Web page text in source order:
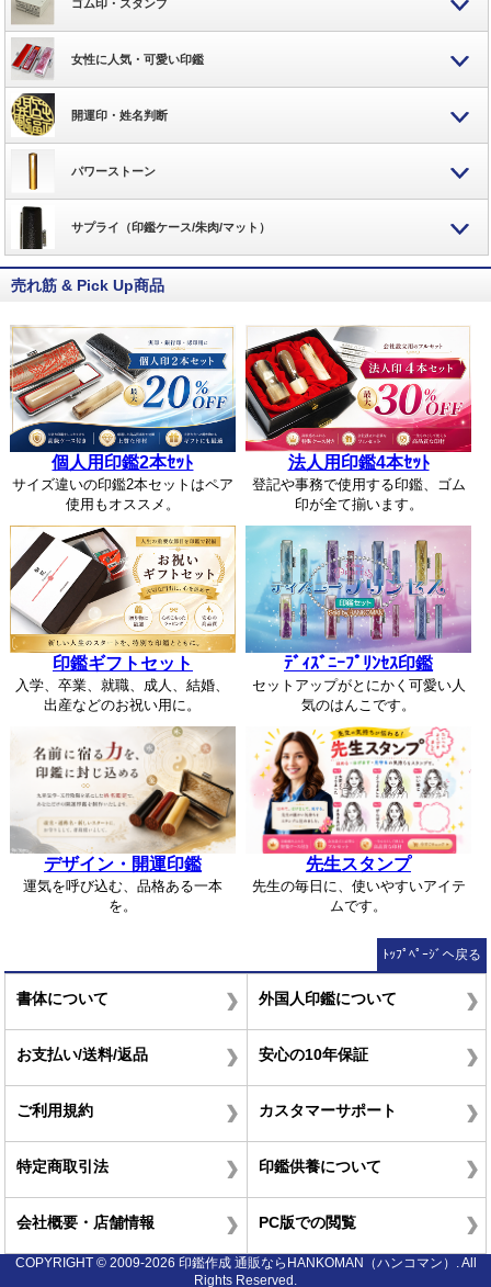
ゴム印・スタンプ
女性に人気・可愛い印鑑
開運印・姓名判断
パワーストーン
サプライ（印鑑ケース/朱肉/マット）
売れ筋 & Pick Up商品
個人用印鑑2本ｾｯﾄ
サイズ違いの印鑑2本セットはペア
使用もオススメ。
法人用印鑑4本ｾｯﾄ
登記や事務で使用する印鑑、ゴム
印が全て揃います。
印鑑ギフトセット
入学、卒業、就職、成人、結婚、
出産などのお祝い用に。
ﾃﾞｨｽﾞﾆｰﾌﾟﾘﾝｾｽ印鑑
セットアップがとにかく可愛い人
気のはんこです。
デザイン・開運印鑑
運気を呼び込む、品格ある一本
を。
先生スタンプ
先生の毎日に、使いやすいアイテ
ムです。
ﾄｯﾌﾟﾍﾟｰｼﾞへ戻る
書体について 外国人印鑑について
お支払い/送料/返品 安心の10年保証
ご利用規約 カスタマーサポート
特定商取引法 印鑑供養について
会社概要・店舗情報 PC版での閲覧
COPYRIGHT © 2009-2026 印鑑作成 通販ならHANKOMAN（ハンコマン）. All
Rights Reserved.